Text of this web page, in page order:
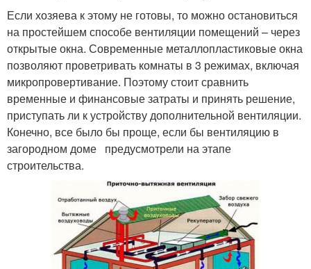
Если хозяева к этому не готовы, то можно остановиться
на простейшем способе вентиляции помещений – через
открытые окна. Современные металлопластиковые окна
позволяют проветривать комнаты в 3 режимах, включая
микропровертивание. Поэтому стоит сравнить
временные и финансовые затраты и принять решение,
приступать ли к устройству дополнительной вентиляции.
Конечно, все было бы проще, если бы вентиляцию в
загородном доме предусмотрели на этапе
строительства.